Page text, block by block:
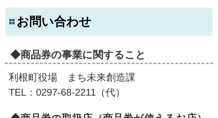
お問い合わせ
◆商品券の事業に関すること
利根町役場 まち未来創造課
TEL：0297-68-2211（代）